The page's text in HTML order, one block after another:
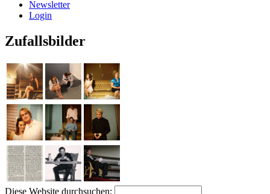
Newsletter
Login
Zufallsbilder
Diese Website durchsuchen: